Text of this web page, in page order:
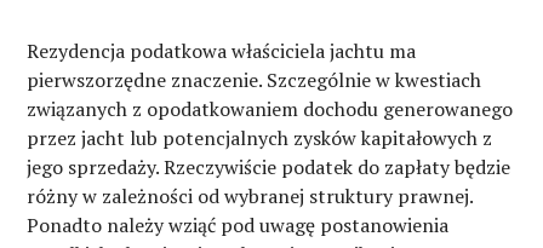
Rezydencja podatkowa właściciela jachtu ma
pierwszorzędne znaczenie. Szczególnie w kwestiach
związanych z opodatkowaniem dochodu generowanego
przez jacht lub potencjalnych zysków kapitałowych z
jego sprzedaży. Rzeczywiście podatek do zapłaty będzie
różny w zależności od wybranej struktury prawnej.
Ponadto należy wziąć pod uwagę postanowienia